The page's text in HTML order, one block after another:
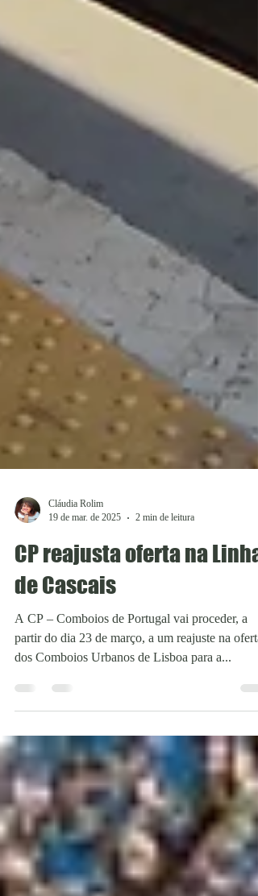
Cláudia Rolim
19 de mar. de 2025
CP reajusta oferta na Linha
de Cascais
A CP – Comboios de Portugal vai proceder, a
partir do dia 23 de março, a um reajuste na oferta
dos Comboios Urbanos de Lisboa para a...